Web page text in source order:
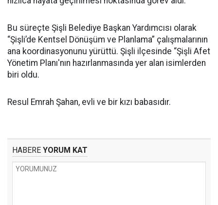
Bu süreçte Şişli Belediye Başkan Yardımcısı olarak
“Şişli’de Kentsel Dönüşüm ve Planlama” çalışmalarının
ana koordinasyonunu yürüttü. Şişli ilçesinde “Şişli Afet
Yönetim Planı'nın hazırlanmasında yer alan isimlerden
biri oldu.
Resul Emrah Şahan, evli ve bir kızı babasıdır.
HABERE YORUM KAT